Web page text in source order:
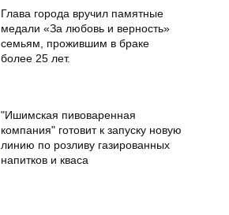
Глава города вручил памятные
медали «За любовь и верность»
семьям, прожившим в браке
более 25 лет.
"Ишимская пивоваренная
компания" готовит к запуску новую
линию по розливу газированных
напитков и кваса